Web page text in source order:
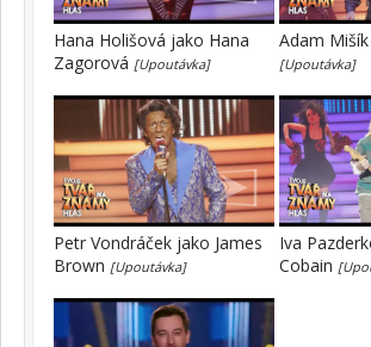
Hana Holišová jako Hana
Zagorová [Upoutávka]
Adam
[Upoutávka]
Petr Vondráček jako James
Brown [Upoutávka]
Iva
Cobain